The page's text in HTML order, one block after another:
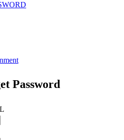
Password